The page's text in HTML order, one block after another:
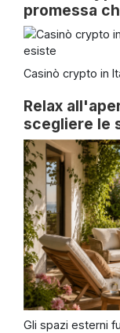
promessa
Casinò crypto in
Relax
scegliere le
Gli spazi esterni